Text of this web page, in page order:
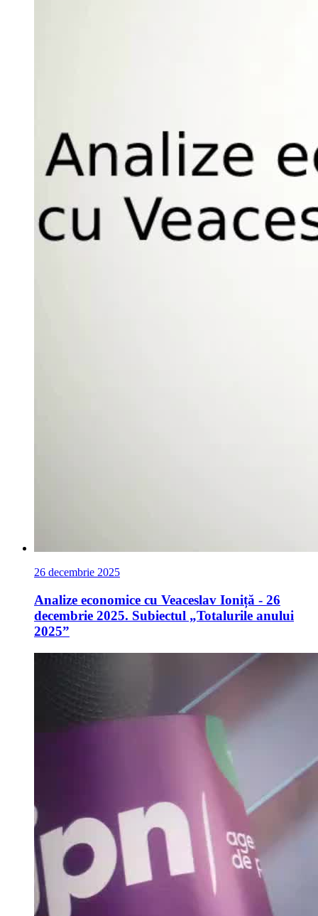
26 decembrie 2025
Analize economice cu Veaceslav Ioniță - 26
decembrie 2025. Subiectul „Totalurile anului
2025”